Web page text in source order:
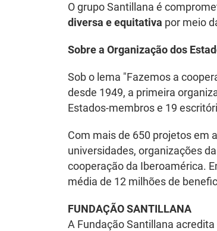
O grupo Santillana é
diversa e equitativa por meio
Sobre a Organização dos
Sob o lema "Fazemos a
desde 1949, a primeira
Estados-membros e 19
Com mais de 650 projetos em
universidades, organizações
cooperação da Iberoamérica.
média de 12 milhões de
FUNDAÇÃO SANTILLANA
A Fundação Santillana